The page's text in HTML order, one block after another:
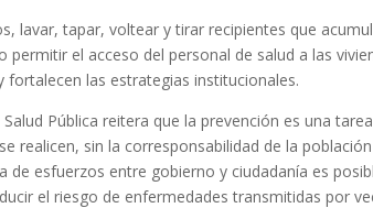
lavar, tapar, voltear y tirar recipientes que
permitir el acceso del personal de salud a las
fortalecen las estrategias institucionales.
Salud Pública reitera que la prevención es una
realicen, sin la corresponsabilidad de la
de esfuerzos entre gobierno y ciudadanía es
el riesgo de enfermedades transmitidas por